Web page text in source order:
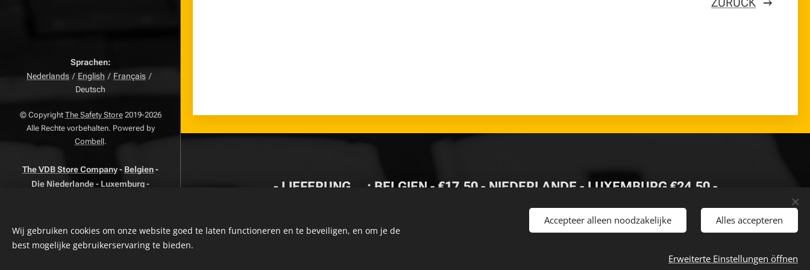
- LIEFERUNG🚚 : BELGIEN - €17,50 - NIEDERLANDE - LUXEMBURG €24,50 -
- KOSTENLOSE LIEFERUNG AB €500-
© Copyright The Safety Store2019-2026
Alle Rechte vorbehalten. Powered by
Combell.
The VDB Store Company- Belgien-
Die Niederlande - Luxemburg -
Geschaftsbedingungen
- Beschwerdeseite -Zurück
Sprachen
Nederlands
English
Français
Deutsch
Wij gebruiken cookies om onze website goed te laten functioneren en te beveiligen, en om je de
best mogelijke gebruikerservaring te bieden.
Accepteer alleen noodzakelijke Alles accepteren
Erweiterte Einstellungen öffnen